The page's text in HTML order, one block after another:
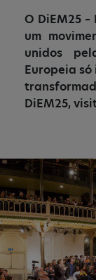
O DiEM25
um
unidos
Europeia
DiEM25,